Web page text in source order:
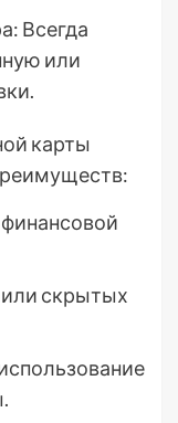
Всегда
или
карты
скрытых